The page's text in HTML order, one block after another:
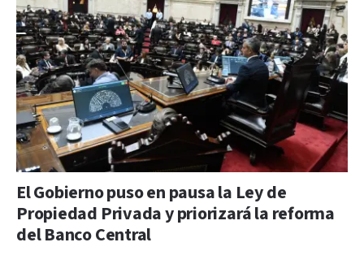
El Gobierno puso en pausa la Ley de
Propiedad Privada y priorizará la reforma
del Banco Central